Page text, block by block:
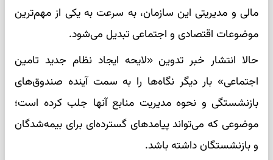
مالی و مدیریتی این سازمان، به سرعت به یکی از مهم‌ترین
موضوعات اقتصادی و اجتماعی تبدیل می‌شود.
حالا انتشار خبر تدوین «لایحه ایجاد نظام جدید تامین
اجتماعی» بار دیگر نگاه‌ها را به سمت آینده صندوق‌های
بازنشستگی و نحوه مدیریت منابع آنها جلب کرده است؛
موضوعی که می‌تواند پیامدهای گسترده‌ای برای بیمه‌شدگان
و بازنشستگان داشته باشد.